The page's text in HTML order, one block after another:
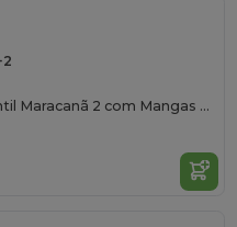
Camiseta Infantil Maracanã 2 com Mangas Raglan e Ventilação